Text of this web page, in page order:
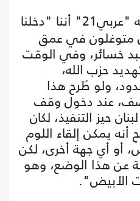
ترجمته "عربي21" أننا "دخلنا
في عمق
خسائر، وفي الوقت
حزب الله،
ولو طُرح هذا
عند دخول وقف
حيز التنفيذ، لكان
أنه يمكن إلقاء اللوم
أو أي جهة أخرى، لكن
عن هذا الوضع، وهو
الأبيض".